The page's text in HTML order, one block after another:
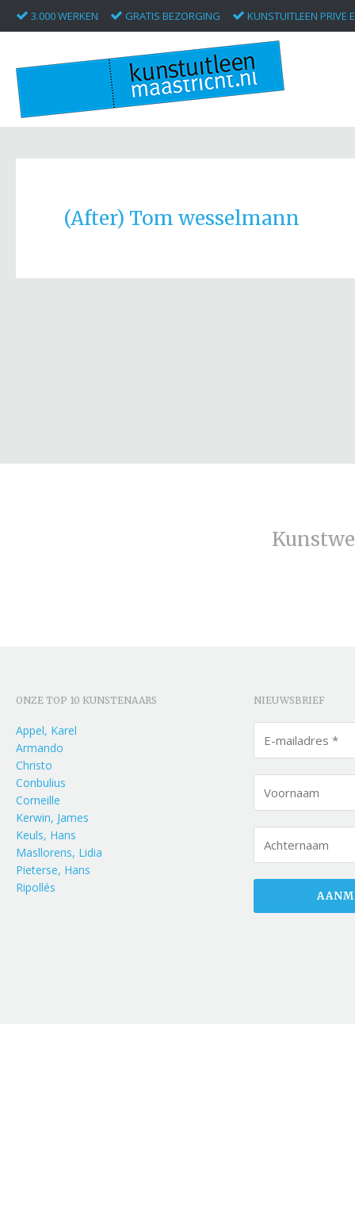
3.000 WERKEN GRATIS BEZORGING KUNSTUITLEEN PRIVE
(After) Tom wesselmann
ONZE TOP 10 KUNSTENAARS
Appel, Karel
Armando
Christo
Conbulius
Corneille
Kerwin, James
Keuls, Hans
Masllorens, Lidia
Pieterse, Hans
Ripollés
NIEUWSBRIEF